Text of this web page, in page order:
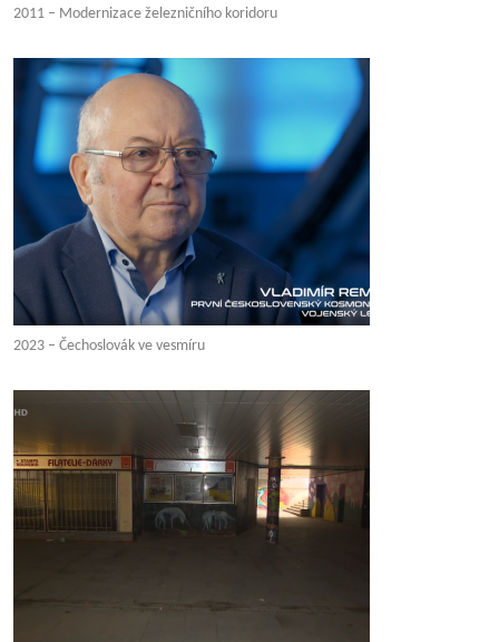
2011 – Modernizace železničního koridoru
2023 – Čechoslovák ve vesmíru